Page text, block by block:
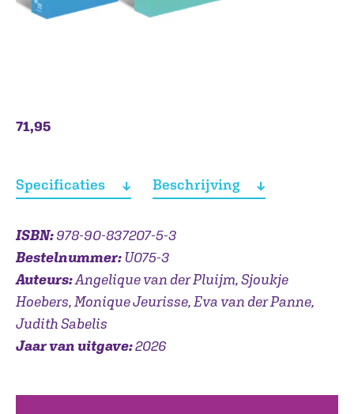
71,95
Specificaties Beschrijving
ISBN:978-90-837207-5-3
Bestelnummer: U075-3
Auteurs:Angelique van der Pluijm, Sjoukje
Hoebers, Monique Jeurisse, Eva van der Panne,
Judith Sabelis
Jaar van uitgave:2026